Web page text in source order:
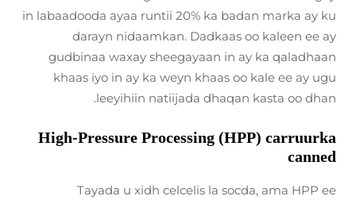
in labaadooda ayaa runtii 20% ka badan marka ay ku
darayn nidaamkan. Dadkaas oo kaleen ee ay
gudbinaa waxay sheegayaan in ay ka qaladhaan
khaas iyo in ay ka weyn khaas oo kale ee ay ugu
leeyihiin natiijada dhaqan kasta oo dhan.
High-Pressure Processing (HPP) carruurka
canned
Tayada u xidh celcelis la socda, ama HPP ee